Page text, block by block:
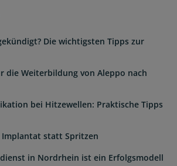
Die wichtigsten Tipps zur
die Weiterbildung von Aleppo nach
bei Hitzewellen: Praktische Tipps
Implantat statt Spritzen
in Nordrhein ist ein Erfolgsmodell